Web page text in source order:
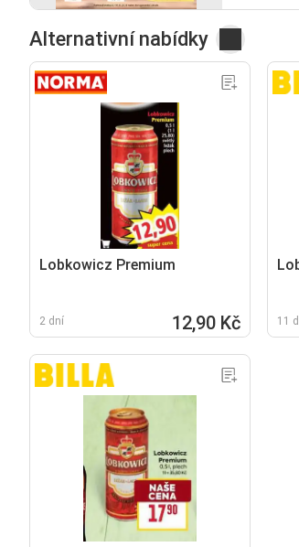
Alternativní nabídky
Lobkowicz Premium
2 dní 12,90 Kč 11